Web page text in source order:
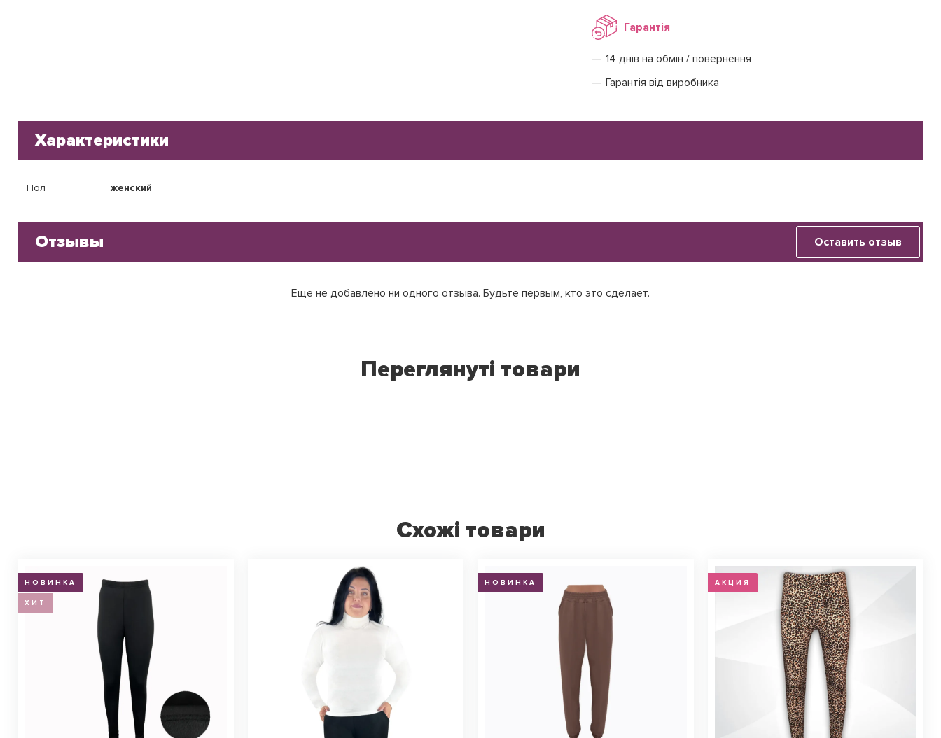
Гарантія
14 днів на обмін / повернення
Гарантія від виробника
Характеристики
Пол женский
Отзывы
Еще не добавлено ни одного отзыва. Будьте первым, кто это сделает.
Оставить отзыв
Переглянуті товари
Схожі товари
НОВИНКА
ХИТ
НОВИНКА АКЦИЯ